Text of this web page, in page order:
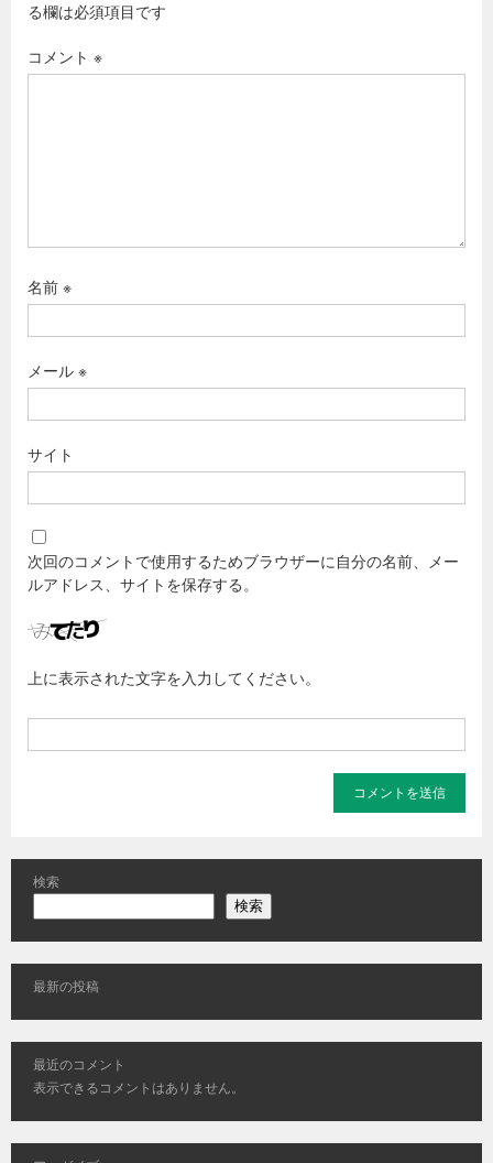
る欄は必須項目です
コメント ※
名前 ※
メール ※
サイト
次回のコメントで使用するためブラウザーに自分の名前、メー
ルアドレス、サイトを保存する。
上に表示された文字を入力してください。
検索
検索
最新の投稿
最近のコメント
表示できるコメントはありません。